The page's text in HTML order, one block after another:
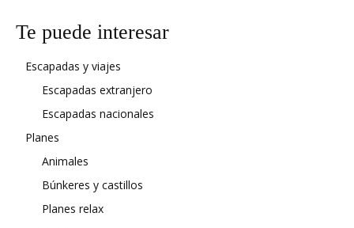
Te puede interesar
Escapadas y viajes
Escapadas extranjero
Escapadas nacionales
Planes
Animales
Búnkeres y castillos
Planes relax